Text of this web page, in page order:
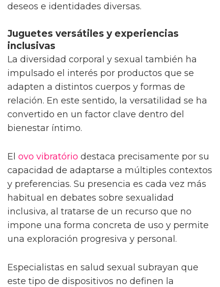
deseos e identidades diversas.
Juguetes versátiles y experiencias
inclusivas
La diversidad corporal y sexual también ha
impulsado el interés por productos que se
adapten a distintos cuerpos y formas de
relación. En este sentido, la versatilidad se ha
convertido en un factor clave dentro del
bienestar íntimo.
El ovo vibratório destaca precisamente por su
capacidad de adaptarse a múltiples contextos
y preferencias. Su presencia es cada vez más
habitual en debates sobre sexualidad
inclusiva, al tratarse de un recurso que no
impone una forma concreta de uso y permite
una exploración progresiva y personal.
Especialistas en salud sexual subrayan que
este tipo de dispositivos no definen la